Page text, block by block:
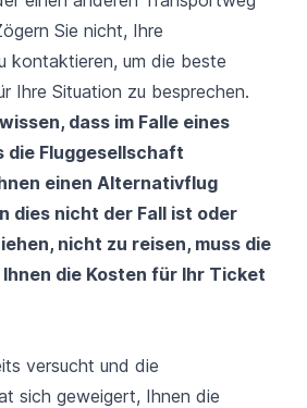
Sie nicht, Ihre
kontaktieren, um die beste
Ihre Situation zu besprechen.
dass im Falle eines
die Fluggesellschaft
einen Alternativflug
dies nicht der Fall ist oder
nicht zu reisen, muss die
die Kosten für Ihr Ticket
versucht und die
sich geweigert, Ihnen die